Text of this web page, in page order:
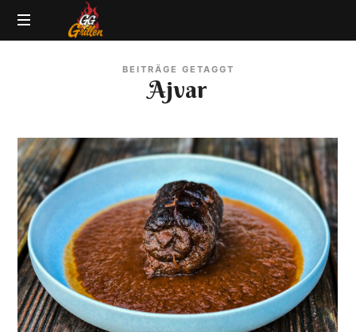
GG-
|
BBQ
Lexikon
BEITRÄGE GETAGGT
Ajvar